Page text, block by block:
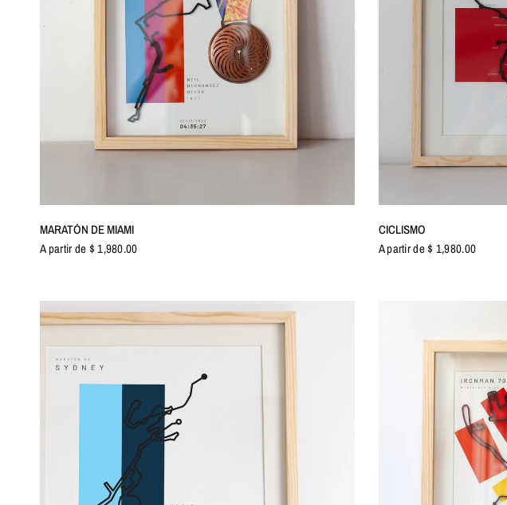
MARATÓN DE MIAMI
A partir de $ 1,980.00
CICLISMO
A partir de $ 1,980.00